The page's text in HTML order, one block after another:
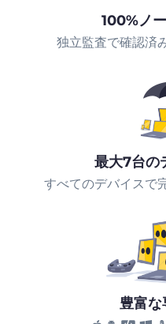
100%ノ
独立監査で確認済
最大7台の
すべてのデバイスで
豊富な